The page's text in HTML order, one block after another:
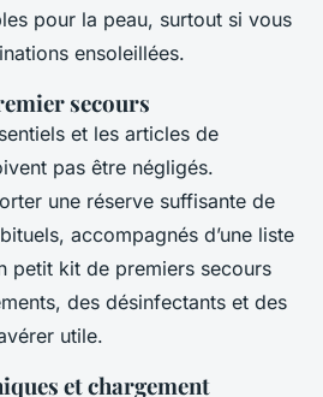
pour la peau, surtout si vous
ensoleillées.
secours
et les articles de
pas être négligés.
une réserve suffisante de
accompagnés d’une liste
petit kit de premiers secours
des désinfectants et des
utile.
et chargement